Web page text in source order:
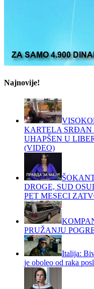
Najnovije!
KARTELA SRĐAN
UHAPŠEN U
(VIDEO)
DROGE, SUD
PET MESECI
PRUŽANJU
Italija:
je oboleo od raka